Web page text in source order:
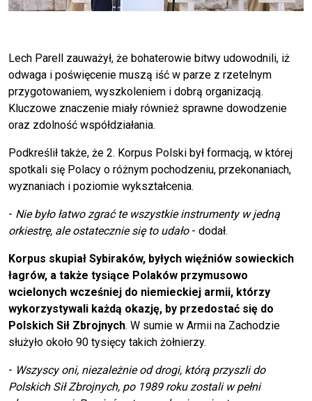
Lech Parell zauważył, że bohaterowie bitwy udowodnili, iż
odwaga i poświęcenie muszą iść w parze z rzetelnym
przygotowaniem, wyszkoleniem i dobrą organizacją.
Kluczowe znaczenie miały również sprawne dowodzenie
oraz zdolność współdziałania.
Podkreślił także, że 2. Korpus Polski był formacją, w której
spotkali się Polacy o różnym pochodzeniu, przekonaniach,
wyznaniach i poziomie wykształcenia.
- Nie było łatwo zgrać te wszystkie instrumenty w jedną
orkiestrę, ale ostatecznie się to udało- dodał.
Korpus skupiał Sybiraków, byłych więźniów sowieckich
łagrów, a także tysiące Polaków przymusowo
wcielonych wcześniej do niemieckiej armii, którzy
wykorzystywali każdą okazję, by przedostać się do
Polskich Sił Zbrojnych. W sumie w Armii na Zachodzie
służyło około 90 tysięcy takich żołnierzy.
- Wszyscy oni, niezależnie od drogi, którą przyszli do
Polskich Sił Zbrojnych, po 1989 roku zostali w pełni